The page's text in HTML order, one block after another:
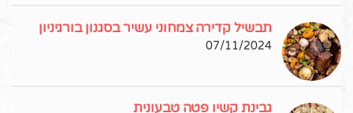
תבשיל קדירה צמחוני עשיר בסגנון בורגיניון
07/11/2024
גבינת קשיו פטה טבעונית